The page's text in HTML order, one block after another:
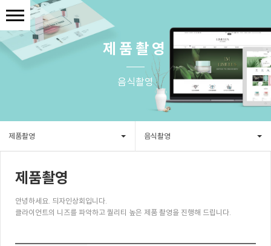
제품촬영
음식촬영
제품촬영 음식촬영
제품촬영
안녕하세요. 듸자인상회입니다.
클라이언트의 니즈를 파악하고 퀄리티 높은 제품 촬영을 진행해 드립니다.